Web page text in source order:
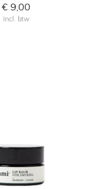
€ 9,00
Incl. btw